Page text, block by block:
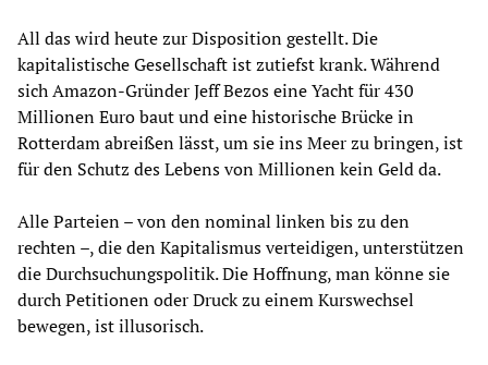
All das wird heute zur Disposition gestellt. Die
kapitalistische Gesellschaft ist zutiefst krank. Während
sich Amazon-Gründer Jeff Bezos eine Yacht für 430
Millionen Euro baut und eine historische Brücke in
Rotterdam abreißen lässt, um sie ins Meer zu bringen, ist
für den Schutz des Lebens von Millionen kein Geld da.
Alle Parteien – von den nominal linken bis zu den
rechten –, die den Kapitalismus verteidigen, unterstützen
die Durchsuchungspolitik. Die Hoffnung, man könne sie
durch Petitionen oder Druck zu einem Kurswechsel
bewegen, ist illusorisch.